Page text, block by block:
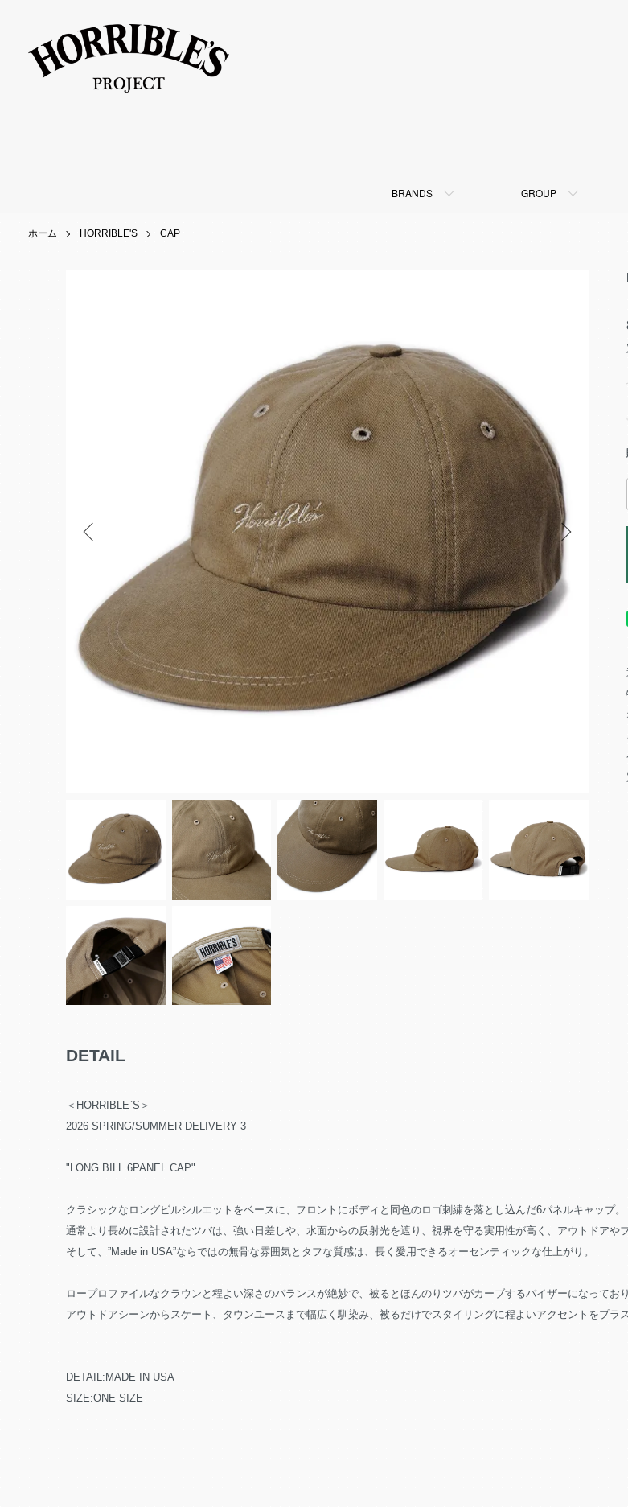
BRANDS GROUP
ホーム HORRIBLE'S CAP
DETAIL
＜HORRIBLE`S＞
2026 SPRING/SUMMER DELIVERY 3
"LONG BILL 6PANEL CAP"
クラシックなロングビルシルエットをベースに、フロントにボディと同色のロゴ刺繍を落とし込んだ6パネルキャップ。
通常より長めに設計されたツバは、強い日差しや、水面からの反射光を遮り、視界を守る実用性が高く、アウトドアや
そして、”Made in USA”ならではの無骨な雰囲気とタフな質感は、長く愛用できるオーセンティックな仕上がり。
ロープロファイルなクラウンと程よい深さのバランスが絶妙で、被るとほんのりツバがカーブするバイザーになっており
アウトドアシーンからスケート、タウンユースまで幅広く馴染み、被るだけでスタイリングに程よいアクセントをプラ
DETAIL:MADE IN USA
SIZE:ONE SIZE